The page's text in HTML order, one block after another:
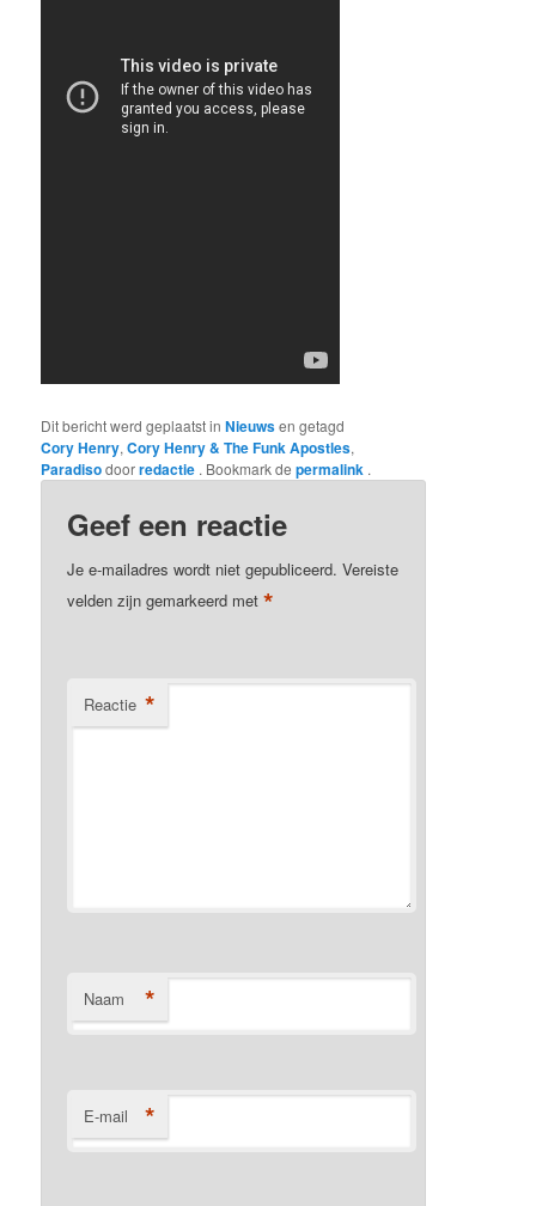
Dit bericht werd geplaatst inNieuwsen getagd
Cory Henry,Cory Henry & The Funk Apostles,
Paradisodoorredactie . Bookmark depermalink .
Geef een reactie
Je e-mailadres wordt niet gepubliceerd. Vereiste
velden zijn gemarkeerd met*
Reactie *
Naam *
E-mail *